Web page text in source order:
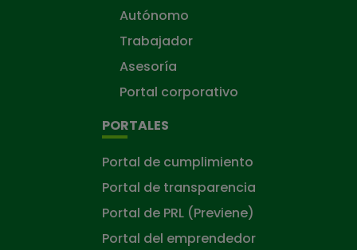
Autónomo
Trabajador
Asesoría
Portal corporativo
PORTALES
Portal de cumplimiento
Portal de transparencia
Portal de PRL (Previene)
Portal del emprendedor